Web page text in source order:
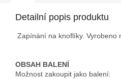
Detailní popis produktu
Zapínání na knoflíky. Vyrobeno
OBSAH BALENÍ
Možnost zakoupit jako balení: